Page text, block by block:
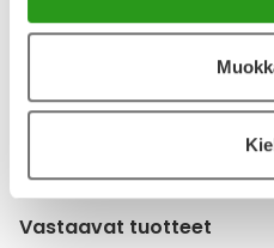
Kela-korvattavuus ja
Tämä tuote ei ole Kela-
toimitusmaksu 2,46 €
Vastaavat tuotteet